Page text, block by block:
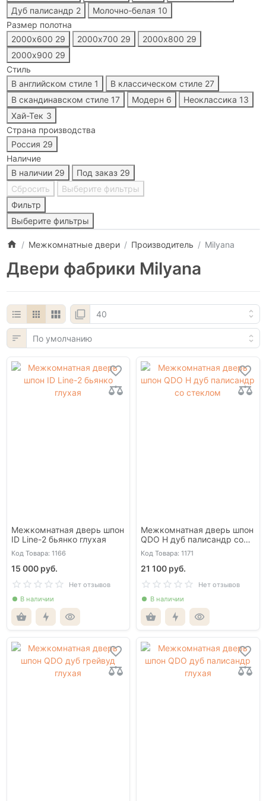
Дуб палисандр 2 Молочно-белая 10
Размер полотна
2000х600 29 2000х700 29 2000х800 29
2000х900 29
Стиль
В английском стиле 1 В классическом стиле 27
В скандинавском стиле 17 Модерн 6 Неоклассика 13
Хай-Тек 3
Страна производства
Россия 29
Наличие
В наличии 29 Под заказ 29
Сбросить
Выберите фильтры
Фильтр
Выберите фильтры
Межкомнатные двери Производитель Milyana
Двери фабрики Milyana
Межкомнатная дверь шпон
ID Line-2 бьянко глухая
Код Товара: 1166
15 000 руб.
Нет отзывов
В наличии
Межкомнатная дверь шпон
QDO H дуб палисандр со
стеклом
Код Товара: 1171
21 100 руб.
Нет отзывов
В наличии